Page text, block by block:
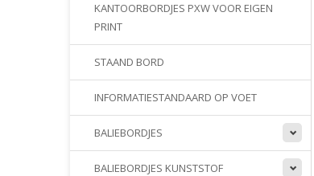
KANTOORBORDJES PXW VOOR EIGEN
PRINT
STAAND BORD
INFORMATIESTANDAARD OP VOET
BALIEBORDJES
BALIEBORDJES KUNSTSTOF